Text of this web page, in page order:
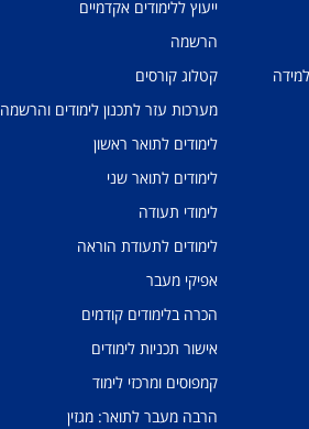
ייעוץ ללימודים אקדמיים
הרשמה
קטלוג קורסים
מערכות עזר לתכנון לימודים והרשמה
לימודים לתואר ראשון
לימודים לתואר שני
לימודי תעודה
לימודים לתעודת הוראה
אפיקי מעבר
הכרה בלימודים קודמים
אישור תכניות לימודים
קמפוסים ומרכזי לימוד
הרבה מעבר לתואר: מגזין